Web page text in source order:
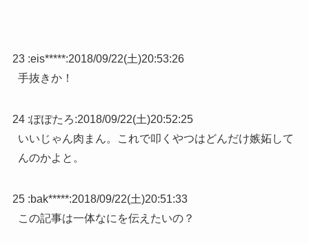
23 :eis*****:2018/09/22(土)20:53:26
手抜きか！
24 :ぽぽたろ:2018/09/22(土)20:52:25
いいじゃん肉まん。これで叩くやつはどんだけ嫉妬して
んのかよと。
25 :bak*****:2018/09/22(土)20:51:33
この記事は一体なにを伝えたいの？